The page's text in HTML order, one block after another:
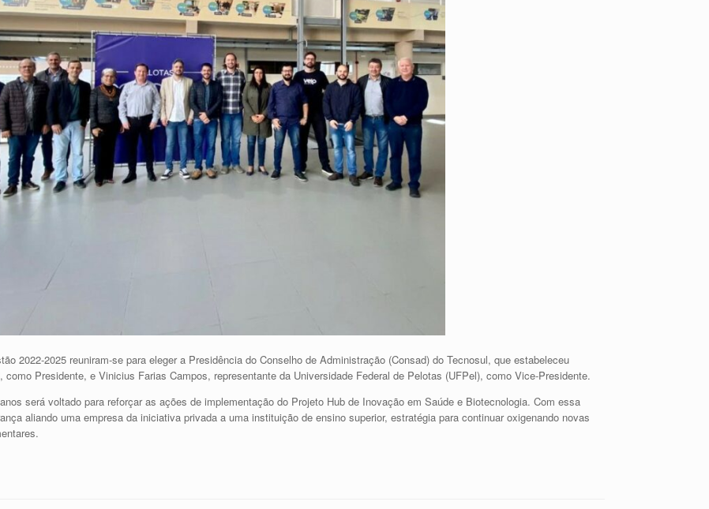
2022-2025 reuniram-se para eleger a Presidência do Conselho de Administração (Consad) do Tecnosul, que estabeleceu
como Presidente, e Vinicius Farias Campos, representante da Universidade Federal de Pelotas (UFPel), como Vice-Presidente.
será voltado para reforçar as ações de implementação do Projeto Hub de Inovação em Saúde e Biotecnologia. Com essa
aliando uma empresa da iniciativa privada a uma instituição de ensino superior, estratégia para continuar oxigenando novas